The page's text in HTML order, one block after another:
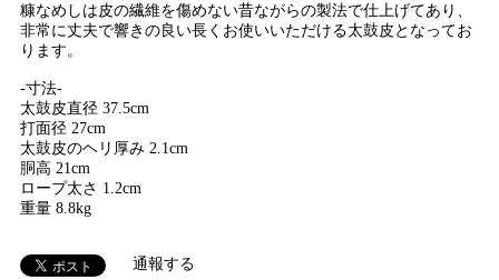
糠なめしは皮の繊維を傷めない昔ながらの製法で仕上げてあり、
非常に丈夫で響きの良い長くお使いいただける太鼓皮となってお
ります。
-寸法-
太鼓皮直径 37.5cm
打面径 27cm
太鼓皮のヘリ厚み 2.1cm
胴高 21cm
ロープ太さ 1.2cm
重量 8.8kg
通報する